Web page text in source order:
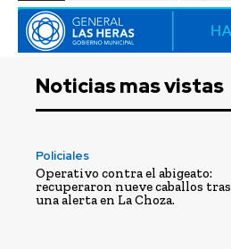
Noticias mas vistas
Policiales
Operativo contra el abigeato:
recuperaron nueve caballos tras
una alerta en La Choza.